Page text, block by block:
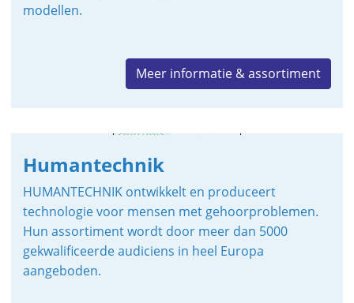
modellen.
Meer informatie & assortiment
Humantechnik
HUMANTECHNIK ontwikkelt en produceert
technologie voor mensen met gehoorproblemen.
Hun assortiment wordt door meer dan 5000
gekwalificeerde audiciens in heel Europa
aangeboden.